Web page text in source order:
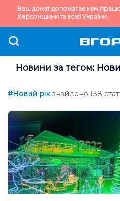
Ваш донат допомагає нам
Херсонщини та всієї України.
Новини за тегом:
#Новий рік знайдено 138